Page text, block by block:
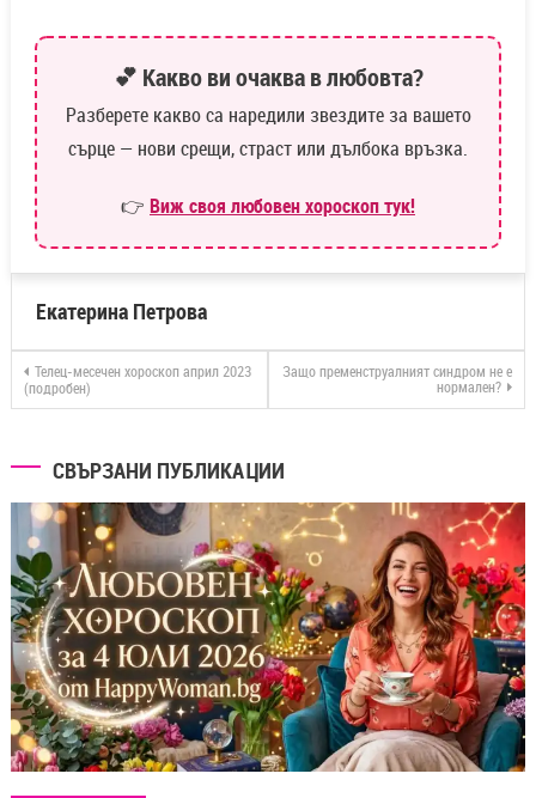
💕 Какво ви очаква в любовта?
Разберете какво са наредили звездите за вашето
сърце — нови срещи, страст или дълбока връзка.
👉 Виж своя любовен хороскоп тук!
Екатерина Петрова
Телец-месечен хороскоп април 2023
(подробен)
Защо пременструалният синдром не е
нормален?
СВЪРЗАНИ ПУБЛИКАЦИИ